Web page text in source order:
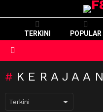
TERKINI POPULAR
KERAJAAN